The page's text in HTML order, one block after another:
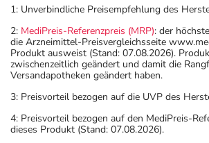
1: Unverbindliche Preisempfehlung des
2: MediPreis-Referenzpreis (MRP): der
die Arzneimittel-Preisvergleichsseite
Produkt ausweist (Stand: 07.08.2026).
zwischenzeitlich geändert und damit die
Versandapotheken geändert haben.
3: Preisvorteil bezogen auf die UVP des
4: Preisvorteil bezogen auf den MediPreis-
dieses Produkt (Stand: 07.08.2026).